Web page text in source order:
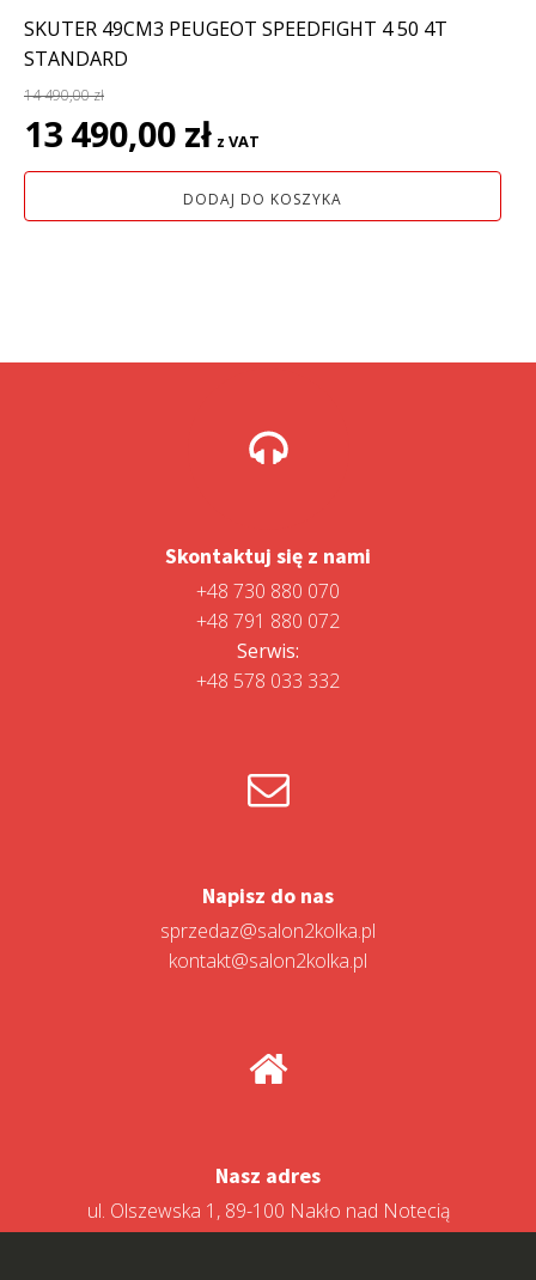
SKUTER 49CM3 PEUGEOT SPEEDFIGHT 4 50 4T
STANDARD
14 490,00zł
Pierwotna
cena
wynosiła:
13 490,00 zł cena
wynosi:
13
z VAT
DODAJ DO KOSZYKA
Skontaktuj się z nami
+48 730 880 070
+48 791 880 072
Serwis:
+48 578 033 332
Napisz do nas
sprzedaz@salon2kolka.pl
kontakt@salon2kolka.pl
Nasz adres
ul. Olszewska 1, 89-100 Nakło nad Notecią